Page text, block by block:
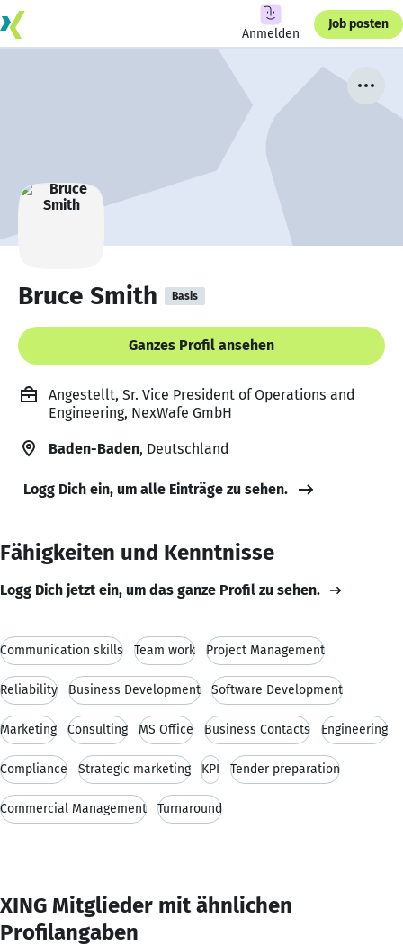
Anmelden
Job posten
Bruce Smith Basis
Ganzes Profil ansehen
Angestellt, Sr. Vice President of Operations and
Engineering, NexWafe GmbH
Baden-Baden, Deutschland
Logg Dich ein, um alle Einträge zu sehen.
Fähigkeiten und Kenntnisse
Logg Dich jetzt ein, um das ganze Profil zu sehen.
Communication skills Team work Project Management
Reliability Business Development Software Development
Marketing Consulting MS Office Business Contacts Engineering
Compliance Strategic marketing KPI Tender preparation
Commercial Management Turnaround
XING Mitglieder mit ähnlichen
Profilangaben